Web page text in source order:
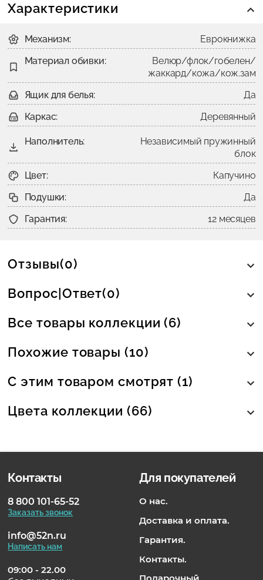
Характеристики
Механизм:
Еврокнижка
Материал обивки:
Велюр/флок/гобелен/
жаккард/кожа/кож.зам
Ящик для белья:
Да
Каркас:
Деревянный
Наполнитель:
Независимый пружинный
блок
Цвет:
Капучино
Подушки:
Да
Гарантия:
12 месяцев
Отзывы(0)
Вопрос|Ответ(0)
Все товары коллекции (6)
Похожие товары (10)
С этим товаром смотрят (1)
Цвета коллекции (66)
Контакты
8 800 101-65-52
Заказать звонок
info@52n.ru
Написать нам
09:00 - 22.00
Для покупателей
О нас.
Доставка и оплата.
Гарантия.
Контакты.